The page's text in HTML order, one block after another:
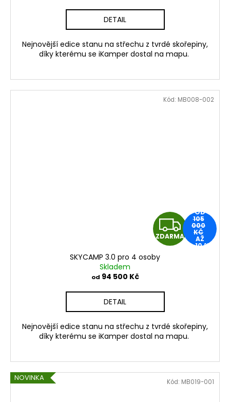
A
DETAIL
Nejnovější edice stanu na střechu z tvrdé skořepiny,
díky kterému se iKamper dostal na mapu.
Z
D
A
ZDARMA
OD
105
000
KČ
AŽ
–10 %
SKYCAMP 3.0 pro 4 osoby
Skladem
od 94 500 Kč
DETAIL
Nejnovější edice stanu na střechu z tvrdé skořepiny,
díky kterému se iKamper dostal na mapu.
Kód: MB008-002
NOVINKA Kód: MB019-001